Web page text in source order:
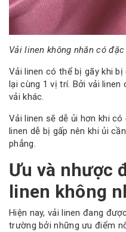
Vải linen không nhăn có
Vải linen có thể bị gãy khi bị
lại cùng 1 vị trí. Bởi vải
vải khác.
Vải linen sẽ dễ ủi hơn khi
linen dễ bị gấp nên khi ủi
phẳng.
Ưu và nhược
linen không
Hiện nay, vải linen đang
trường bởi những ưu điểm